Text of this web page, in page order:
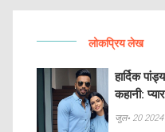
लोकप्रिय लेख
हार्दिक
कहानी:
जुल॰ 20 2024